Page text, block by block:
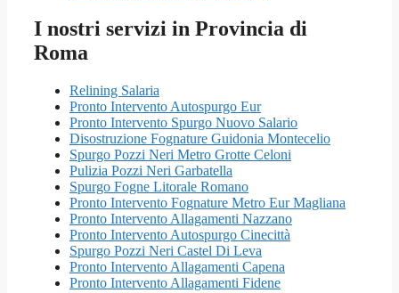
I nostri servizi in Provincia di
Roma
Relining Salaria
Pronto Intervento Autospurgo Eur
Pronto Intervento Spurgo Nuovo Salario
Disostruzione Fognature Guidonia Montecelio
Spurgo Pozzi Neri Metro Grotte Celoni
Pulizia Pozzi Neri Garbatella
Spurgo Fogne Litorale Romano
Pronto Intervento Fognature Metro Eur Magliana
Pronto Intervento Allagamenti Nazzano
Pronto Intervento Autospurgo Cinecittà
Spurgo Pozzi Neri Castel Di Leva
Pronto Intervento Allagamenti Capena
Pronto Intervento Allagamenti Fidene